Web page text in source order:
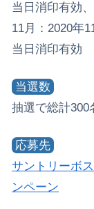
当日消印有効、
11月：2020年
当日消印有効
当選数
抽選で総計300
応募先
サントリーボ
ンペーン